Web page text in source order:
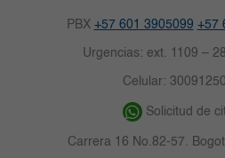
PBX +57 601 3905099 +57
Urgencias: ext. 1109 –
Celular:
Solicitud de
Carrera 16 No.82-57.